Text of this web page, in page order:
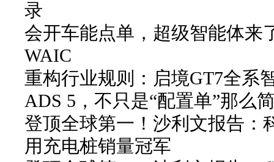
录
会开车能点单，超级智能体来
WAIC
重构行业规则：启境GT7全系
ADS 5，不只是“配置单”那么
登顶全球第一！沙利文报告：
用充电桩销量冠军